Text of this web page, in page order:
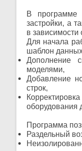
В программе
застройки, а
в зависимости
Для начала
шаблон
Дополнение
моделями,
Добавление
строк,
оборудования
Программа
Раздельный